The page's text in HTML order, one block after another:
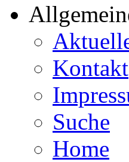
Kontakt
Suche
Home